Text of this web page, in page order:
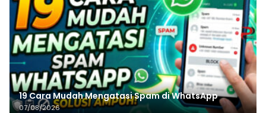
19 Cara Mudah Mengatasi Spam di WhatsApp
07/08/2026